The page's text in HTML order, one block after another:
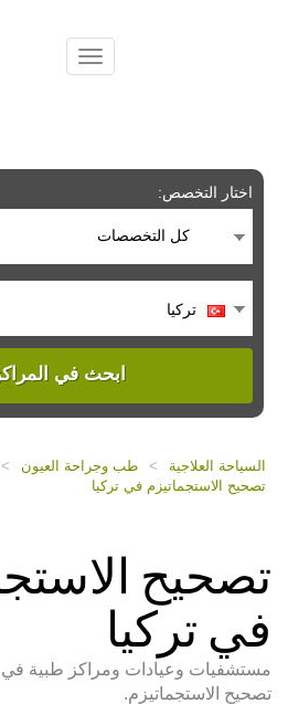
اختار التخصص:
كل التخصصات
تركيا
ابحث في
السياحة العلاجية > طب وجراحة العيون >
تصحيح الاستجماتيزم في تركيا
تصحيح
في تركيا
مستشفيات وعيادات ومراكز طبية في
تصحيح الاستجماتيزم.